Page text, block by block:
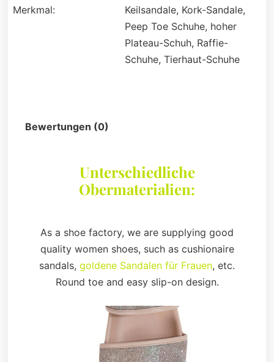
Merkmal:
Keilsandale, Kork-Sandale,
Peep Toe Schuhe, hoher
Plateau-Schuh, Raffie-
Schuhe, Tierhaut-Schuhe
Bewertungen (0)
Unterschiedliche
Obermaterialien:
As a shoe factory, we are supplying good
quality women shoes, such as cushionaire
sandals, goldene Sandalen für Frauen, etc.
Round toe and easy slip-on design.